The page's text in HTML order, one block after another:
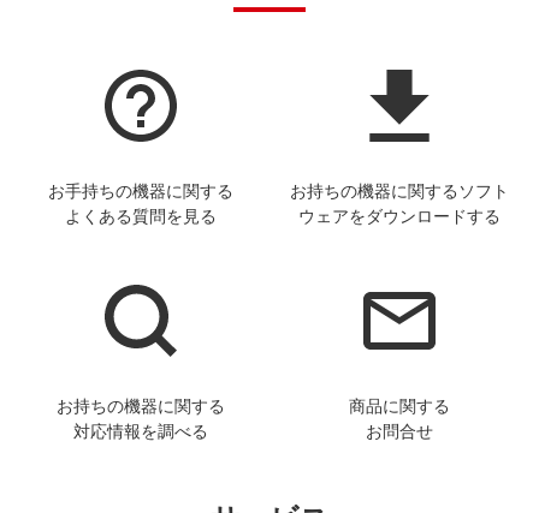
お手持ちの機器に関する
よくある質問を見る
お持ちの機器に関するソフト
ウェアをダウンロードする
お持ちの機器に関する
対応情報を調べる
商品に関する
お問合せ